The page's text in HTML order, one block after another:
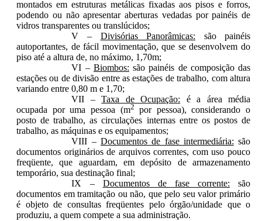
montados em estruturas metálicas fixadas aos pisos e forros,
podendo ou não apresentar aberturas vedadas por painéis de
vidros transparentes ou translúcidos;
V – Divisórias Panorâmicas: são painéis
autoportantes, de fácil movimentação, que se desenvolvem do
piso até a altura de, no máximo, 1,70m;
VI – Biombos: são painéis de composição das
estações ou de divisão entre as estações de trabalho, com altura
variando entre 0,80 m e 1,70;
VII –Taxa de Ocupação: é a área média
ocupada por uma pessoa (m2 por pessoa), considerando o
posto de trabalho, as circulações internas entre os postos de
trabalho, as máquinas e os equipamentos;
VIII – Documentos de fase intermediária: são
documentos originários de arquivos correntes, com uso pouco
freqüente, que aguardam, em depósito de armazenamento
temporário, sua destinação final;
IX – Documentos de fase corrente: são
documentos em tramitação ou não, que pelo seu valor primário
é objeto de consultas freqüentes pelo órgão/unidade que o
produziu, a quem compete a sua administração.